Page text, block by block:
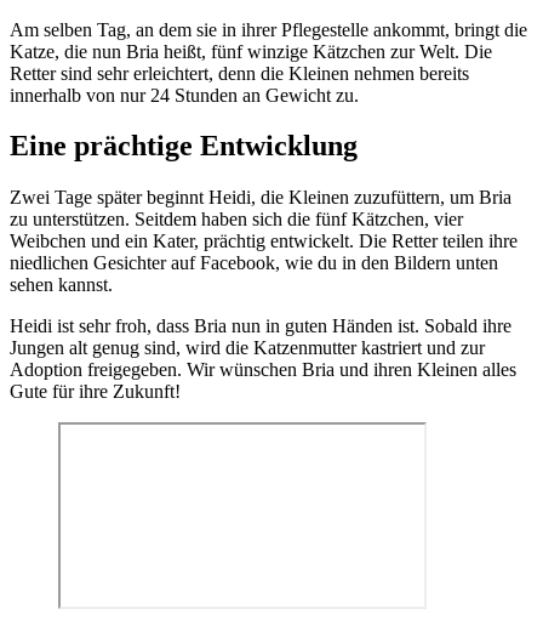
Am selben Tag, an dem sie in ihrer Pflegestelle ankommt, bringt die
Katze, die nun Bria heißt, fünf winzige Kätzchen zur Welt. Die
Retter sind sehr erleichtert, denn die Kleinen nehmen bereits
innerhalb von nur 24 Stunden an Gewicht zu.
Eine prächtige Entwicklung
Zwei Tage später beginnt Heidi, die Kleinen zuzufüttern, um Bria
zu unterstützen. Seitdem haben sich die fünf Kätzchen, vier
Weibchen und ein Kater, prächtig entwickelt. Die Retter teilen ihre
niedlichen Gesichter auf Facebook, wie du in den Bildern unten
sehen kannst.
Heidi ist sehr froh, dass Bria nun in guten Händen ist. Sobald ihre
Jungen alt genug sind, wird die Katzenmutter kastriert und zur
Adoption freigegeben. Wir wünschen Bria und ihren Kleinen alles
Gute für ihre Zukunft!